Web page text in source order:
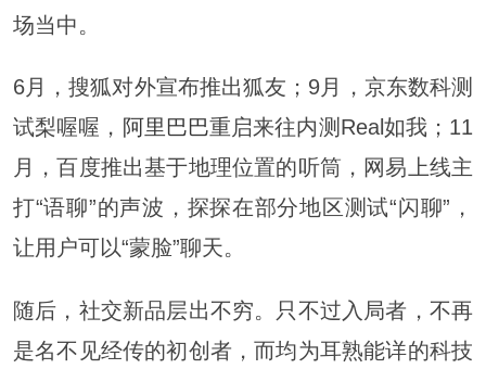
场当中。
6月，搜狐对外宣布推出狐友；9月，京东数科测
试梨喔喔， 阿里巴巴重启来往内测Real如我；11
月，百度推出基于地理位置的听筒，网易上线主
打“语聊”的声波，探探在部分地区测试“闪聊”，
让用户可以“蒙脸”聊天。
随后，社交新品层出不穷。只不过入局者，不再
是名不见经传的初创者，而均为耳熟能详的科技